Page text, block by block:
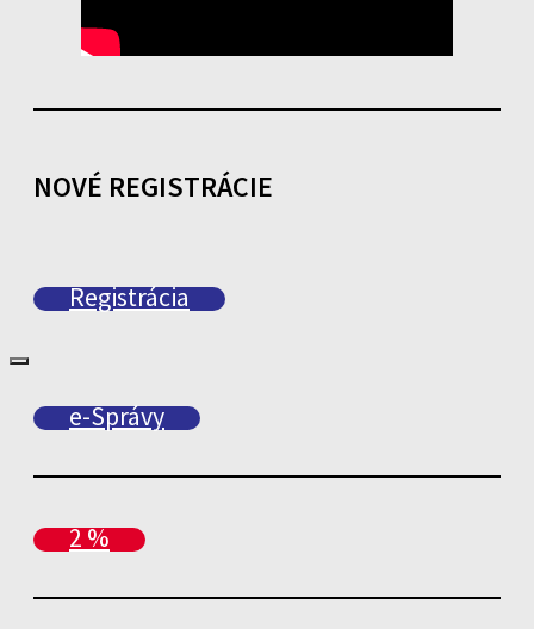
NOVÉ REGISTRÁCIE
Registrácia
e-Správy
2 %